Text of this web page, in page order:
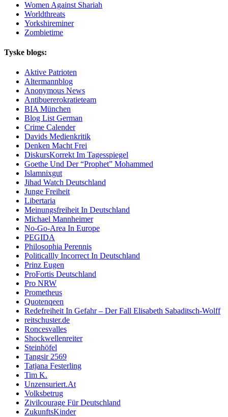
Women Against Shariah
Worldthreats
Yorkshireminer
Zombietime
Tyske blogs:
Aktive Patrioten
Altermannblog
Anonymous News
Antibuererokratieteam
BIA München
Blog List German
Crime Calender
Davids Medienkritik
Denken Macht Frei
DiskursKorrekt Im Tagesspiegel
Goethe Und Der “Prophet” Mohammed
Islamnixgut
Jihad Watch Deutschland
Junge Freiheit
Libertaria
Meinungsfreiheit In Deutschland
Michael Mannheimer
No-Go-Area In Europe
PEGIDA
Philosophia Perennis
Politicallly Incorrect In Deutschland
Prinz Eugen
ProFortis Deutschland
Pro NRW
Prometheus
Quotenqeen
Redefreiheit In Gefahr – Der Fall Elisabeth Sabaditsch-Wolff
reitschuster.de
Roncesvalles
Shockwellenreiter
Steinhöfel
Tangsir 2569
Tatjana Festerling
Tim K.
Unzensuriert.At
Volksbetrug
Zivilcourage Für Deutschland
ZukunftsKinder